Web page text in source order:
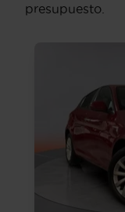
presupuesto.